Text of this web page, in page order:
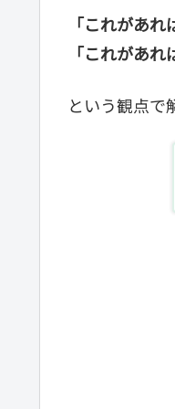
「これがあれ
「これがあ
という観点で